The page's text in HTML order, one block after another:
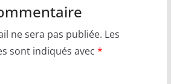
ne sera pas publiée. Les
sont indiqués avec *